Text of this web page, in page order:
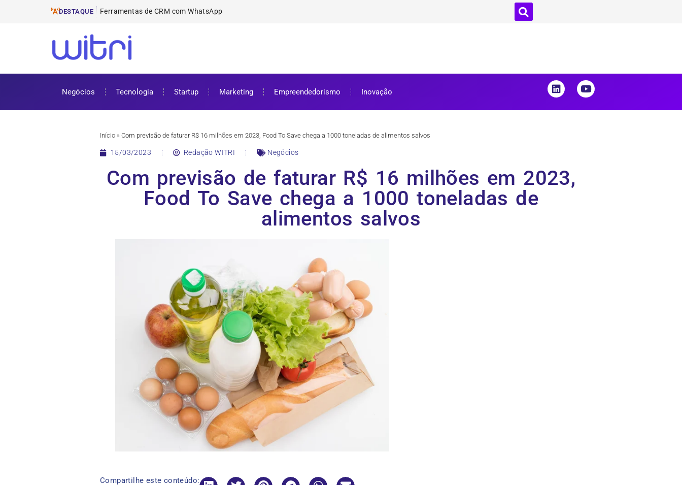
DESTAQUE Ferramentas de
ProUni: como funciona e requisitos para bolsa de estudos
Cursos gratuitos online: onde encontrar e como aproveitar
ENEM 2025: datas, inscrições e como se preparar
Negócios Tecnologia Startup Marketing Empreendedorismo Inovação
Início » Com previsão de faturar R$ 16 milhões em 2023, Food To Save chega a 1000 toneladas de alimentos salvos
15/03/2023 Redação WITRI Negócios
Com previsão de faturar R$ 16 milhões em 2023,
Food To Save chega a 1000 toneladas de
alimentos salvos
Compartilhe este conteúdo: